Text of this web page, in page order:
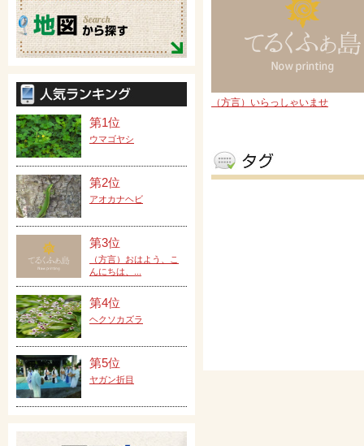
（方言）いらっしゃいませ
第1位
ウマゴヤシ
第2位
アオカナヘビ
第3位
（方言）おはよう、こ
んにちは、...
第4位
ヘクソカズラ
第5位
ヤガン折目